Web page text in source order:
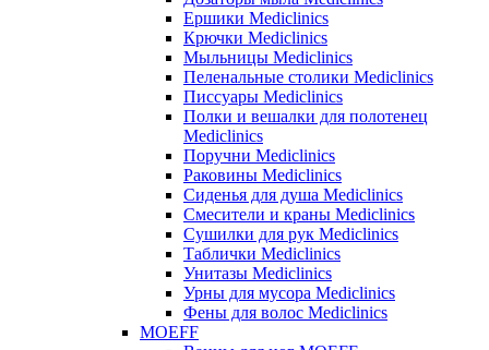
Ершики Mediclinics
Крючки Mediclinics
Мыльницы Mediclinics
Пеленальные столики Mediclinics
Писсуары Mediclinics
Полки и вешалки для полотенец
Mediclinics
Поручни Mediclinics
Раковины Mediclinics
Сиденья для душа Mediclinics
Смесители и краны Mediclinics
Сушилки для рук Mediclinics
Таблички Mediclinics
Унитазы Mediclinics
Урны для мусора Mediclinics
Фены для волос Mediclinics
MOEFF